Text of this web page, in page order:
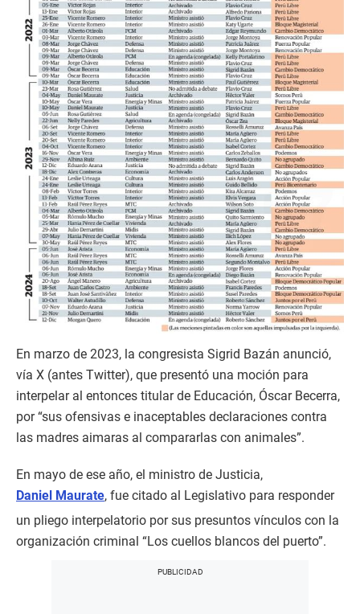
En marzo de 2023, la congresista Sigrid Bazán anunció,
vía X (antes Twitter), que presentó una moción para
interpelar al entonces titular de Educación, Óscar Becerra,
por “sus ofensivas e inaceptables declaraciones contra
las madres aimaras al compararlas con animales”.
En mayo de ese año, el ministro de Justicia,
Daniel Maurate, fue citado al Legislativo para responder
un pliego interpelatorio por sus presuntos vínculos con la
organización criminal “Los cuellos blancos del puerto”.